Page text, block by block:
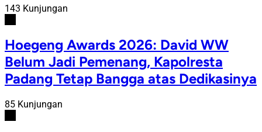
143 Kunjungan
Hoegeng Awards 2026: David WW
Belum Jadi Pemenang, Kapolresta
Padang Tetap Bangga atas Dedikasinya
85 Kunjungan